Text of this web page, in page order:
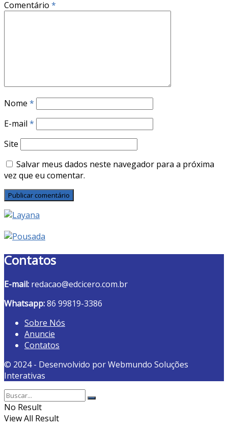
Comentário *
Nome *
E-mail *
Site
Salvar meus dados neste navegador para a próxima
vez que eu comentar.
Contatos
E-mail: redacao@edcicero.com.br
Whatsapp:86 99819-3386
Sobre Nós
Anuncie
Contatos
© 2024 - Desenvolvido por Webmundo Soluções
Interativas
No Result
View All Result